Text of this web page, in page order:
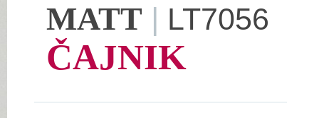
MATT | LT7056
ČAJNIK